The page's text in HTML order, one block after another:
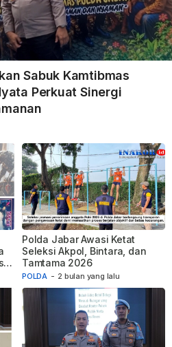
Sabuk Kamtibmas
Perkuat Sinergi
POLDA - 2 bulan yang lalu
Polda Jabar Awasi Ketat
Seleksi Akpol, Bintara, dan
Tamtama 2026